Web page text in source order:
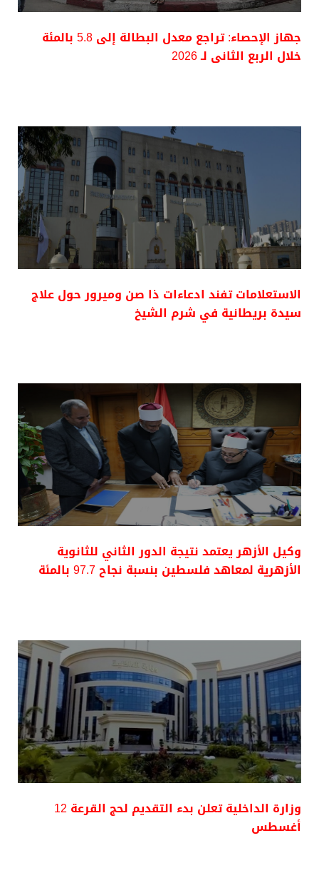
جهاز الإحصاء: تراجع معدل البطالة إلى 5.8 بالمئة
خلال الربع الثانى لـ 2026
الاستعلامات تفند ادعاءات ذا صن وميرور حول علاج
سيدة بريطانية في شرم الشيخ
وكيل الأزهر يعتمد نتيجة الدور الثاني للثانوية
الأزهرية لمعاهد فلسطين بنسبة نجاح 97.7 بالمئة
وزارة الداخلية تعلن بدء التقديم لحج القرعة 12
أغسطس